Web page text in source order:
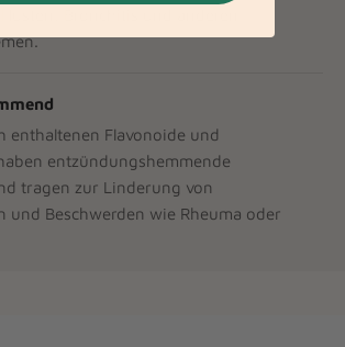
Bronchitis und anderen
enthaltenen Flavonoide und
entzündungshemmende
tragen zur Linderung von
und Beschwerden wie Rheuma oder